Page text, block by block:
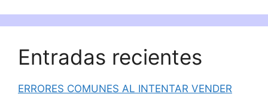
Entradas recientes
ERRORES COMUNES AL INTENTAR VENDER